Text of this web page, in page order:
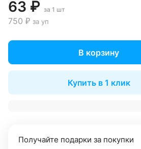
63 ₽ за 1 шт
750 ₽ за уп
В корзину
Купить в 1 клик
Получайте подарки за покупки